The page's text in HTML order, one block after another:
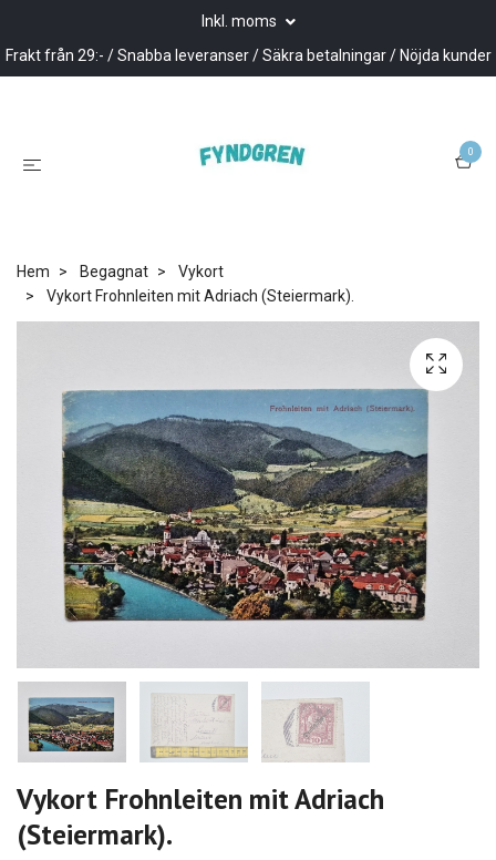
Inkl. moms
Frakt från 29:- / Snabba leveranser / Säkra betalningar / Nöjda kunder
0
Hem Begagnat
Vykort
Vykort Frohnleiten mit Adriach (Steiermark).
Vykort Frohnleiten mit Adriach
(Steiermark).